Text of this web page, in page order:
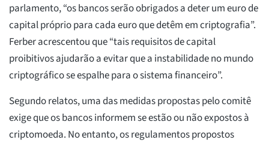
parlamento, “os bancos serão obrigados a deter um euro de
capital próprio para cada euro que detêm em criptografia”.
Ferber acrescentou que “tais requisitos de capital
proibitivos ajudarão a evitar que a instabilidade no mundo
criptográfico se espalhe para o sistema financeiro”.
Segundo relatos, uma das medidas propostas pelo comitê
exige que os bancos informem se estão ou não expostos à
criptomoeda. No entanto, os regulamentos propostos